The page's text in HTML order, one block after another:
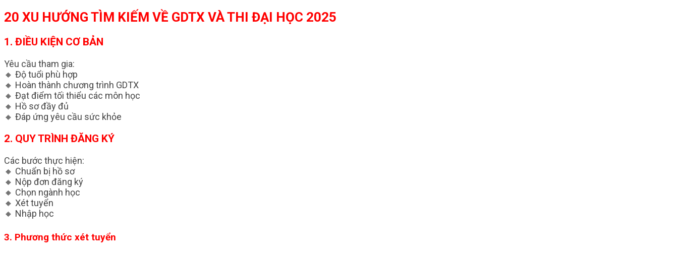
20 XU HƯỚNG TÌM KIẾM VỀ GDTX VÀ THI ĐẠI HỌC 2025
1. ĐIỀU KIỆN CƠ BẢN
Yêu cầu tham gia:
🔸 Độ tuổi phù hợp
🔸 Hoàn thành chương trình GDTX
🔸 Đạt điểm tối thiểu các môn học
🔸 Hồ sơ đầy đủ
🔸 Đáp ứng yêu cầu sức khỏe
2. QUY TRÌNH ĐĂNG KÝ
Các bước thực hiện:
🔸 Chuẩn bị hồ sơ
🔸 Nộp đơn đăng ký
🔸 Chọn ngành học
🔸 Xét tuyển
🔸 Nhập học
3. Phương thức xét tuyển